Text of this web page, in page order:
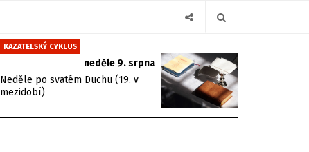
KAZATELSKÝ CYKLUS
neděle 9. srpna
Neděle po svatém Duchu (19. v
mezidobí)